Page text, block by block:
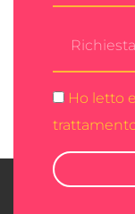
Ho letto